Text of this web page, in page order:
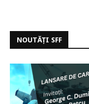
NOUTĂȚI SFF